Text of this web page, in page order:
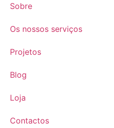
Sobre
Os nossos serviços
Projetos
Blog
Loja
Contactos